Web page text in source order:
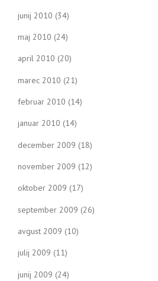
junij 2010 (34)
maj 2010 (24)
april 2010 (20)
marec 2010 (21)
februar 2010 (14)
januar 2010 (14)
december 2009 (18)
november 2009 (12)
oktober 2009 (17)
september 2009 (26)
avgust 2009 (10)
julij 2009 (11)
junij 2009 (24)